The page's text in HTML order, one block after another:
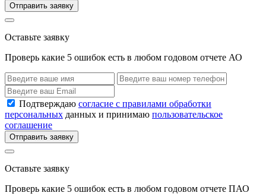
Отправить заявку
Оставьте заявку
Проверь какие 5 ошибок есть в любом годовом отчете АО
Подтверждаю согласие с правилами обработки
персональных данных и принимаю пользовательское
соглашение
Отправить заявку
Оставьте заявку
Проверь какие 5 ошибок есть в любом годовом отчете ПАО